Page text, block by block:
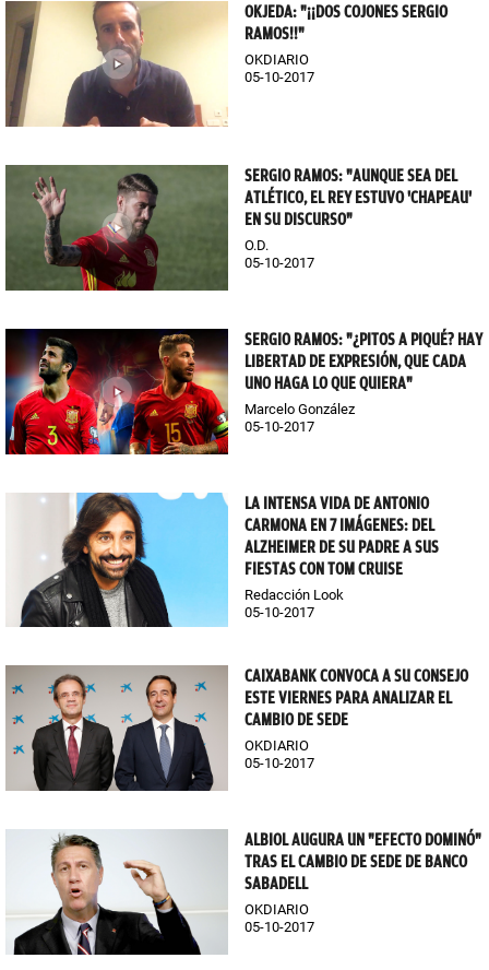
OKJEDA: "¡¡DOS COJONES SERGIO
RAMOS!!"
OKDIARIO
05-10-2017
SERGIO RAMOS: "AUNQUE SEA DEL
ATLÉTICO, EL REY ESTUVO 'CHAPEAU'
EN SU DISCURSO"
O.D.
05-10-2017
SERGIO RAMOS: "¿PITOS A PIQUÉ? HAY
LIBERTAD DE EXPRESIÓN, QUE CADA
UNO HAGA LO QUE QUIERA"
Marcelo González
05-10-2017
LA INTENSA VIDA DE ANTONIO
CARMONA EN 7 IMÁGENES: DEL
ALZHEIMER DE SU PADRE A SUS
FIESTAS CON TOM CRUISE
Redacción Look
05-10-2017
CAIXABANK CONVOCA A SU CONSEJO
ESTE VIERNES PARA ANALIZAR EL
CAMBIO DE SEDE
OKDIARIO
05-10-2017
ALBIOL AUGURA UN "EFECTO DOMINÓ"
TRAS EL CAMBIO DE SEDE DE BANCO
SABADELL
OKDIARIO
05-10-2017